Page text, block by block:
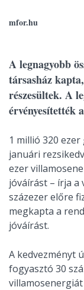
mfor.hu
A legnagyobb
társasház
részesültek. A
érvényesítették
1 millió 320
januári
ezer
jóváírást – írja a
százezer előre
megkapta a
jóváírást.
A kedvezményt
fogyasztó 30